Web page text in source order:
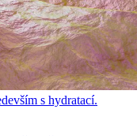
s hydratací.